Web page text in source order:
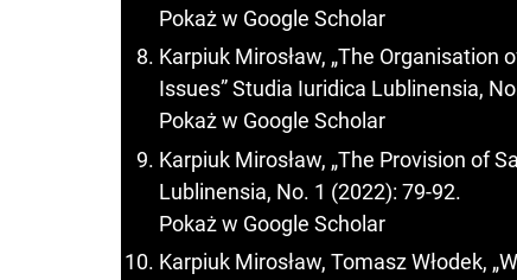
Pokaż w Google Scholar
Karpiuk Mirosław, „The
Issues” Studia Iuridica Lublinensia,
Pokaż w Google Scholar
Karpiuk Mirosław, „The Provision of
Lublinensia, No. 1 (2022): 79-92.
Pokaż w Google Scholar
Karpiuk Mirosław, Tomasz Włodek,